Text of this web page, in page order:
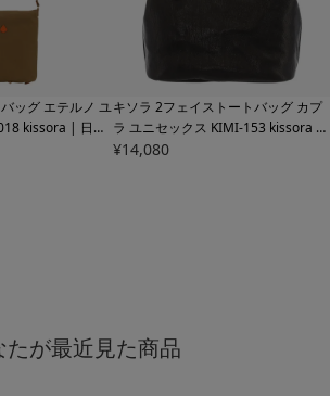
ッグ エテルノ ユ
kissora | 日本
キソラ 2フェイストートバッグ カプ
ラ ユニセックス KIMI-153 kissora |
日本製
¥14,080
たが最近見た商品